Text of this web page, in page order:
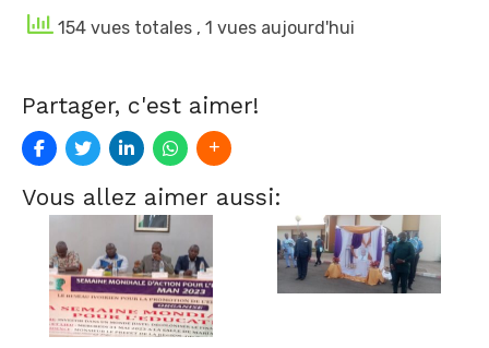
154 vues totales , 1 vues aujourd'hui
Partager, c'est aimer!
Vous allez aimer aussi: